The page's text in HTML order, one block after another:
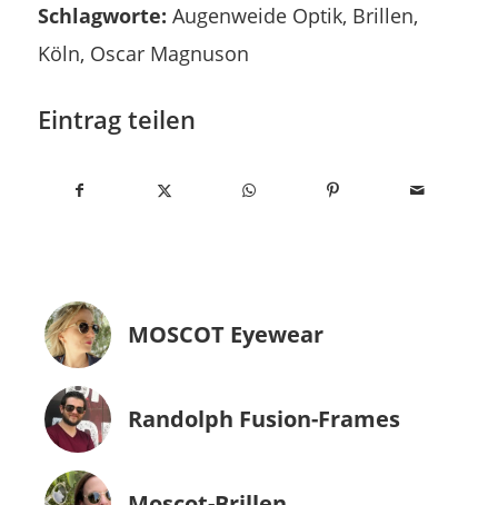
Schlagworte: Augenweide Optik, Brillen,
Köln, Oscar Magnuson
Eintrag teilen
MOSCOT Eyewear
Randolph Fusion-Frames